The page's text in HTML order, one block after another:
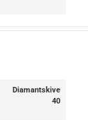
Diamantskive
40